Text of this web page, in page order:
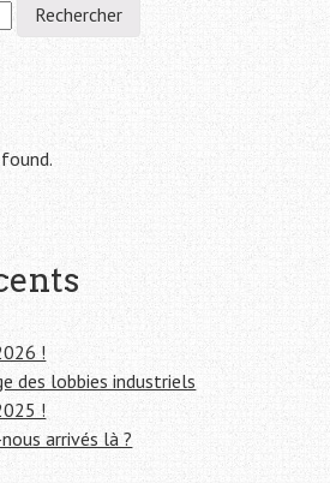
!
des lobbies industriels
!
arrivés là ?